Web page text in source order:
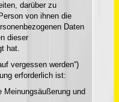
darüber zu
von ihnen die
Daten
dieser
hat.
vergessen werden“)
erforderlich ist:
und